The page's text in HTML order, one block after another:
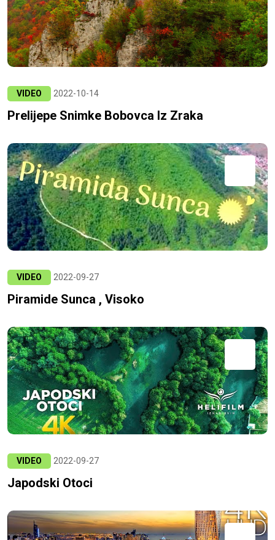
VIDEO 2022-10-14
Prelijepe Snimke Bobovca Iz Zraka
VIDEO 2022-09-27
Piramide Sunca , Visoko
VIDEO 2022-09-27
Japodski Otoci